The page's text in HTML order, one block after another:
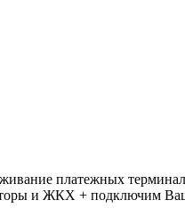
платежных
и ЖКХ + подключим